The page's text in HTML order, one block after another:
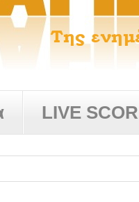
LIVE